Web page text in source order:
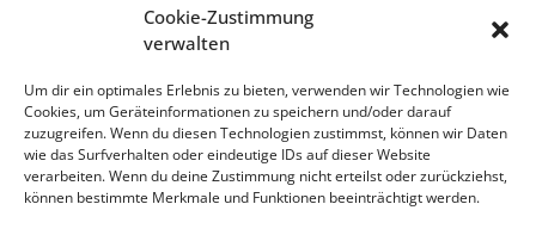
Cookie-Zustimmung
verwalten
Um dir ein optimales Erlebnis zu bieten, verwenden wir Technologien wie
Cookies, um Geräteinformationen zu speichern und/oder darauf
zuzugreifen. Wenn du diesen Technologien zustimmst, können wir Daten
wie das Surfverhalten oder eindeutige IDs auf dieser Website
verarbeiten. Wenn du deine Zustimmung nicht erteilst oder zurückziehst,
können bestimmte Merkmale und Funktionen beeinträchtigt werden.
eine Initiative von: